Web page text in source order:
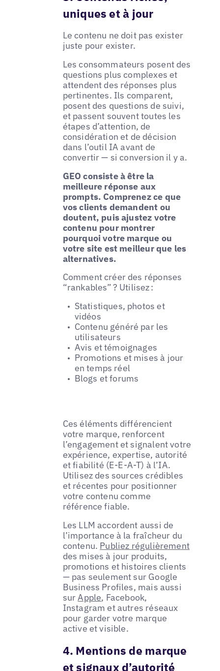
uniques et à jour
Le contenu ne doit pas exister
juste pour exister.
Les consommateurs posent des
questions plus complexes et
attendent des réponses plus
pertinentes. Ils comparent,
posent des questions de suivi,
et passent souvent toutes les
étapes d’attention, de
considération et de décision
dans l’outil IA avant de
convertir — si conversion il y a.
GEO consiste à être la
meilleure réponse aux
prompts. Comprenez ce que
vos clients demandent ou
doutent, puis ajustez votre
contenu pour montrer
pourquoi votre marque ou
votre site est meilleur que les
alternatives.
Comment créer des réponses
“rankables” ? Utilisez :
Statistiques, photos et
vidéos
Contenu généré par les
utilisateurs
Avis et témoignages
Promotions et mises à jour
en temps réel
Blogs et forums
Ces éléments différencient
votre marque, renforcent
l’engagement et signalent votre
expérience, expertise, autorité
et fiabilité (E-E-A-T) à l’IA.
Utilisez des sources crédibles
et récentes pour positionner
votre contenu comme
référence fiable.
Les LLM accordent aussi de
l’importance à la fraîcheur du
contenu. Publiez régulièrement
des mises à jour produits,
promotions et histoires clients
— pas seulement sur Google
Business Profiles, mais aussi
surApple, Facebook,
Instagram et autres réseaux
pour garder votre marque
active et visible.
4. Mentions de marque
et signaux d’autorité